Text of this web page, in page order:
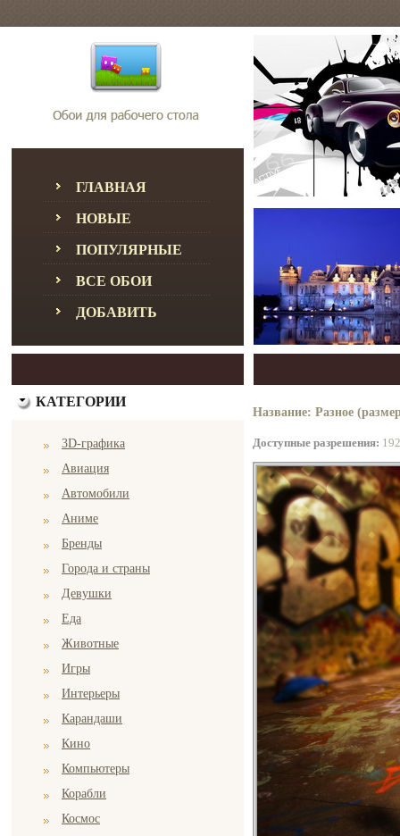
ГЛАВНАЯ
НОВЫЕ
ПОПУЛЯРНЫЕ
ВСЕ ОБОИ
ДОБАВИТЬ
КАТЕГОРИИ
3D-графика
Авиация
Автомобили
Аниме
Бренды
Города и страны
Девушки
Еда
Животные
Игры
Интерьеры
Карандаши
Кино
Компьютеры
Корабли
Космос
Название: Разное
Доступные разрешения: